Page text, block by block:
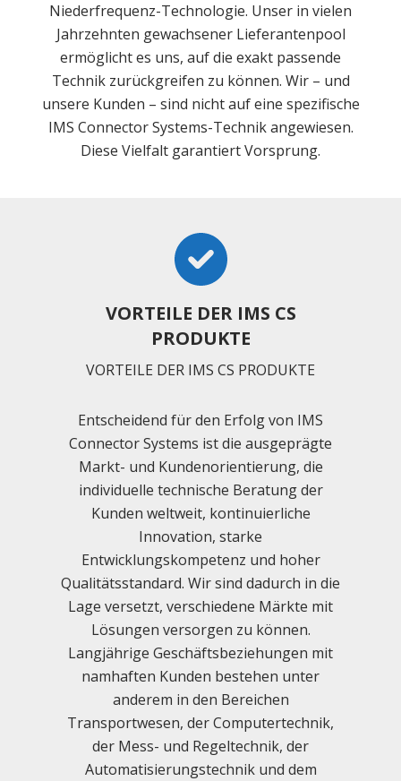
Niederfrequenz-Technologie. Unser in vielen
Jahrzehnten gewachsener Lieferantenpool
ermöglicht es uns, auf die exakt passende
Technik zurückgreifen zu können. Wir – und
unsere Kunden – sind nicht auf eine spezifische
IMS Connector Systems-Technik angewiesen.
Diese Vielfalt garantiert Vorsprung.
VORTEILE DER IMS CS
PRODUKTE
VORTEILE DER IMS CS PRODUKTE
Entscheidend für den Erfolg von IMS
Connector Systems ist die ausgeprägte
Markt- und Kundenorientierung, die
individuelle technische Beratung der
Kunden weltweit, kontinuierliche
Innovation, starke
Entwicklungskompetenz und hoher
Qualitätsstandard. Wir sind dadurch in die
Lage versetzt, verschiedene Märkte mit
Lösungen versorgen zu können.
Langjährige Geschäftsbeziehungen mit
namhaften Kunden bestehen unter
anderem in den Bereichen
Transportwesen, der Computertechnik,
der Mess- und Regeltechnik, der
Automatisierungstechnik und dem